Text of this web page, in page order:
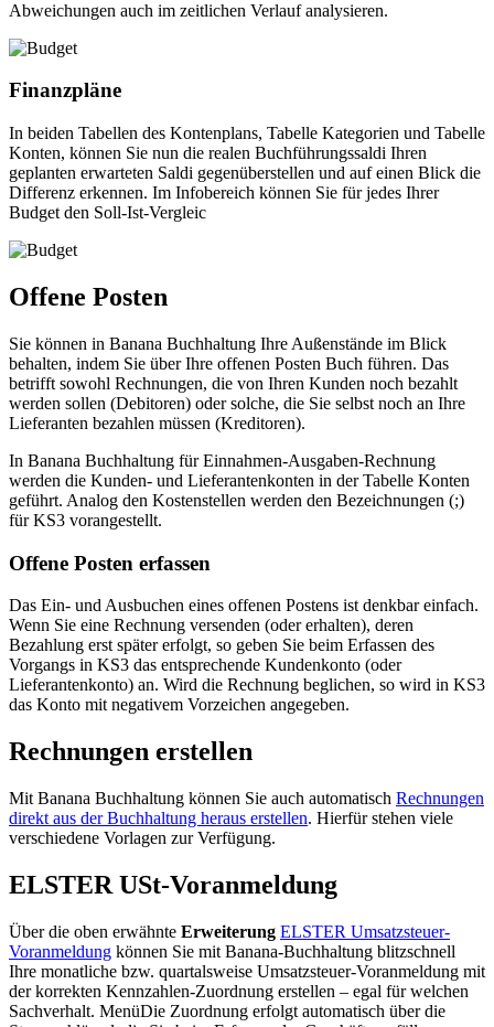
Abweichungen auch im zeitlichen Verlauf analysieren.
Finanzpläne
In beiden Tabellen des Kontenplans, Tabelle Kategorien und Tabelle
Konten, können Sie nun die realen Buchführungssaldi Ihren
geplanten erwarteten Saldi gegenüberstellen und auf einen Blick die
Differenz erkennen. Im Infobereich können Sie für jedes Ihrer
Budget den Soll-Ist-Vergleic
Offene Posten
Sie können in Banana Buchhaltung Ihre Außenstände im Blick
behalten, indem Sie über Ihre offenen Posten Buch führen. Das
betrifft sowohl Rechnungen, die von Ihren Kunden noch bezahlt
werden sollen (Debitoren) oder solche, die Sie selbst noch an Ihre
Lieferanten bezahlen müssen (Kreditoren).
In Banana Buchhaltung für Einnahmen-Ausgaben-Rechnung
werden die Kunden- und Lieferantenkonten in der Tabelle Konten
geführt. Analog den Kostenstellen werden den Bezeichnungen (;)
für KS3 vorangestellt.
Offene Posten erfassen
Das Ein- und Ausbuchen eines offenen Postens ist denkbar einfach.
Wenn Sie eine Rechnung versenden (oder erhalten), deren
Bezahlung erst später erfolgt, so geben Sie beim Erfassen des
Vorgangs in KS3 das entsprechende Kundenkonto (oder
Lieferantenkonto) an. Wird die Rechnung beglichen, so wird in KS3
das Konto mit negativem Vorzeichen angegeben.
Rechnungen erstellen
Mit Banana Buchhaltung können Sie auch automatisch Rechnungen
direkt aus der Buchhaltung heraus erstellen. Hierfür stehen viele
verschiedene Vorlagen zur Verfügung.
ELSTER USt-Voranmeldung
Über die oben erwähnte Erweiterung ELSTER Umsatzsteuer-
Voranmeldung können Sie mit Banana-Buchhaltung blitzschnell
Ihre monatliche bzw. quartalsweise Umsatzsteuer-Voranmeldung mit
der korrekten Kennzahlen-Zuordnung erstellen – egal für welchen
Sachverhalt. MenüDie Zuordnung erfolgt automatisch über die